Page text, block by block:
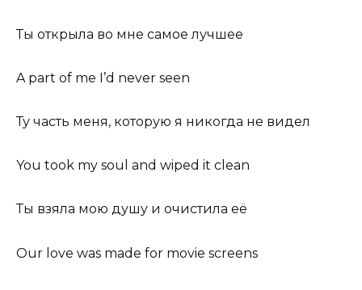
Ты открыла во мне самое лучшее
A part of me I’d never seen
Ту часть меня, которую я никогда не видел
You took my soul and wiped it clean
Ты взяла мою душу и очистила её
Our love was made for movie screens